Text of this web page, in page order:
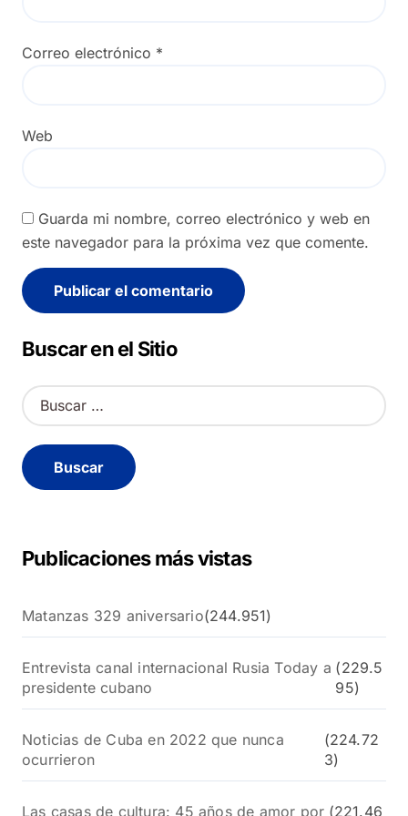
Correo electrónico *
Web
Guarda mi nombre, correo electrónico y web en
este navegador para la próxima vez que comente.
Buscar en el Sitio
B
u
c
a
Publicaciones más vistas
Matanzas 329 aniversario(244.951)
Entrevista canal internacional Rusia Today a
presidente cubano
(229.5
95)
Noticias de Cuba en 2022 que nunca
ocurrieron
(224.72
3)
Las casas de cultura: 45 años de amor por (221.46